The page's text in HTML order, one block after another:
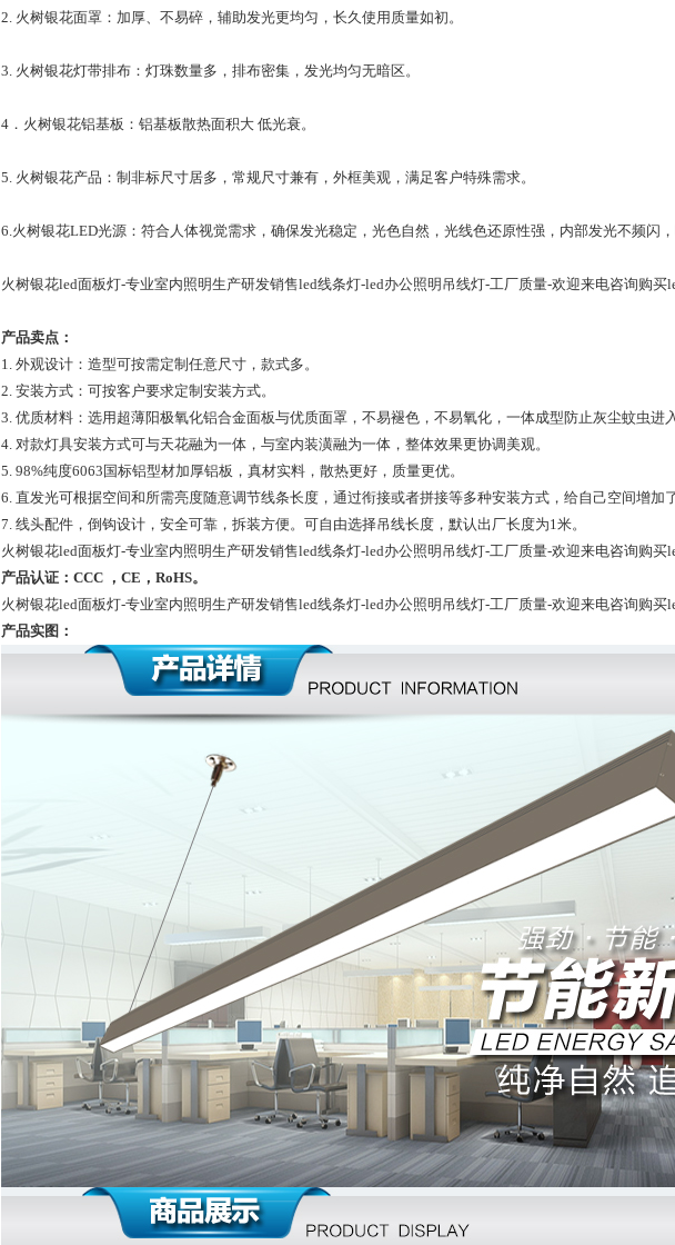
2. 火树银花面罩：加厚、不易碎，辅助发光更均匀，长久使用质量如初。
3. 火树银花灯带排布：灯珠数量多，排布密集，发光均匀无暗区。
4．火树银花铝基板：铝基板散热面积大 低光衰。
5. 火树银花产品：制非标尺寸居多，常规尺寸兼有，外框美观，满足客户特殊需求。
6.火树银花LED光源：符合人体视觉需求，确保发光稳定，光色自然，光线色还原性强，内部发光不频闪，
火树银花led面板灯-专业室内照明生产研发销售led线条灯-led办公照明吊线灯-工厂质量-欢迎来电咨询购买
产品卖点：
1. 外观设计：造型可按需定制任意尺寸，款式多。
2. 安装方式：可按客户要求定制安装方式。
3. 优质材料：选用超薄阳极氧化铝合金面板与优质面罩，不易褪色，不易氧化，一体成型防止灰尘蚊虫进入
4. 对款灯具安装方式可与天花融为一体，与室内装潢融为一体，整体效果更协调美观。
5. 98%纯度6063国标铝型材加厚铝板，真材实料，散热更好，质量更优。
6. 直发光可根据空间和所需亮度随意调节线条长度，通过衔接或者拼接等多种安装方式，给自己空间增加
7. 线头配件，倒钩设计，安全可靠，拆装方便。可自由选择吊线长度，默认出厂长度为1米。
火树银花led面板灯-专业室内照明生产研发销售led线条灯-led办公照明吊线灯-工厂质量-欢迎来电咨询购买
产品认证：CCC ，CE，RoHS。
火树银花led面板灯-专业室内照明生产研发销售led线条灯-led办公照明吊线灯-工厂质量-欢迎来电咨询购买
产品实图：